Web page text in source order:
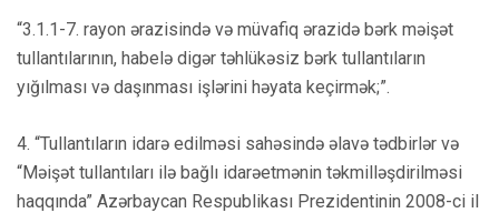
“3.1.1-7. rayon ərazisində və müvafiq ərazidə bərk məişət
tullantılarının, habelə digər təhlükəsiz bərk tullantıların
yığılması və daşınması işlərini həyata keçirmək;”.
4. “Tullantıların idarə edilməsi sahəsində əlavə tədbirlər və
“Məişət tullantıları ilə bağlı idarəetmənin təkmilləşdirilməsi
haqqında” Azərbaycan Respublikası Prezidentinin 2008-ci il